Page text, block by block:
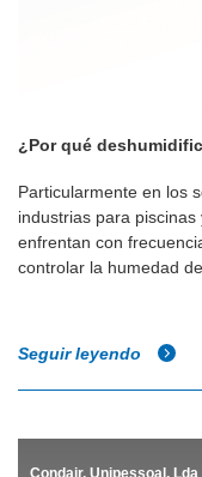
¿Por qué
Particularmente en los
industrias para
enfrentan con
controlar la humedad
Seguir leyendo
Condair, Unipessoal, Lda